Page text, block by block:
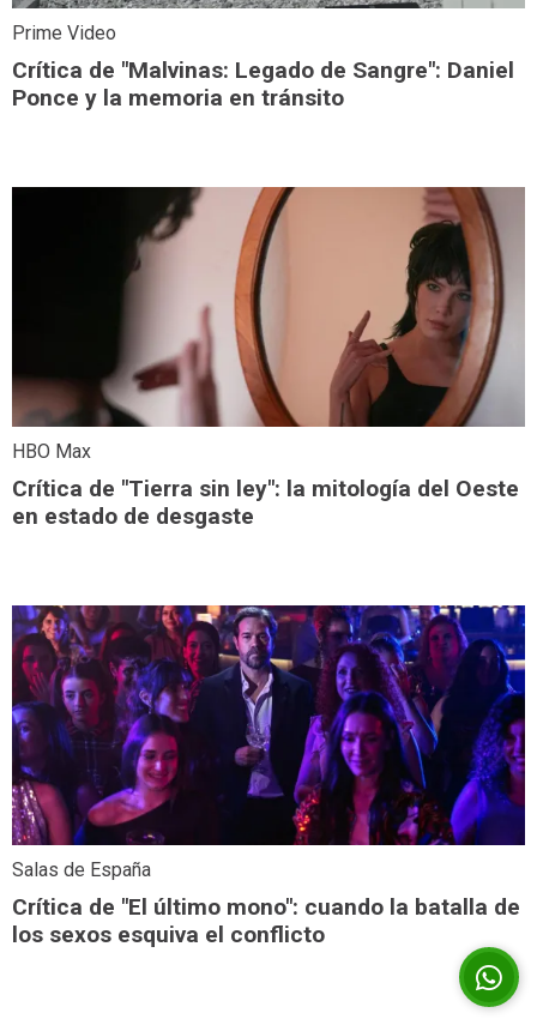
Prime Video
Crítica de "Malvinas: Legado de Sangre": Daniel
Ponce y la memoria en tránsito
HBO Max
Crítica de "Tierra sin ley": la mitología del Oeste
en estado de desgaste
Salas de España
Crítica de "El último mono": cuando la batalla de
los sexos esquiva el conflicto